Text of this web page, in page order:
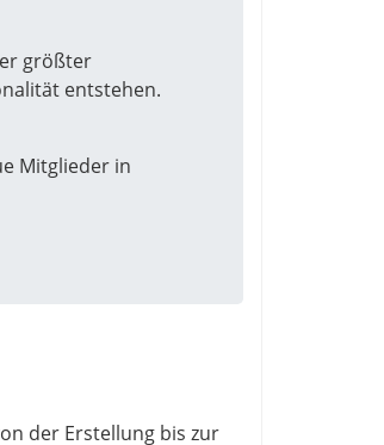
größter
entstehen.
Mitglieder in
der Erstellung bis zur